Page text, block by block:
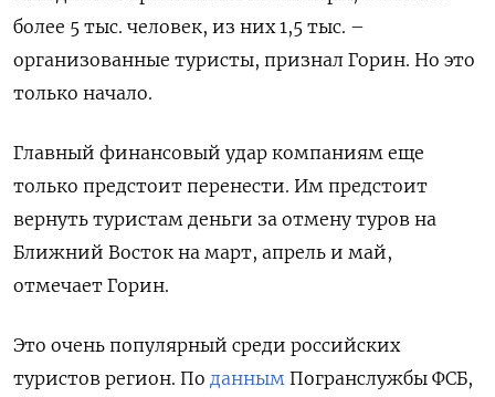
более 5 тыс. человек, из них 1,5 тыс. –
организованные туристы, признал Горин. Но это
только начало.
Главный финансовый удар компаниям еще
только предстоит перенести. Им предстоит
вернуть туристам деньги за отмену туров на
Ближний Восток на март, апрель и май,
отмечает Горин.
Это очень популярный среди российских
туристов регион. По данным Погранслужбы ФСБ,